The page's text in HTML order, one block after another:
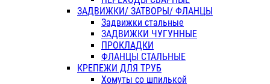
ЗАДВИЖКИ/ ЗАТВОРЫ/ ФЛАНЦЫ
Задвижки стальные
ЗАДВИЖКИ ЧУГУННЫЕ
ПРОКЛАДКИ
ФЛАНЦЫ СТАЛЬНЫЕ
КРЕПЕЖИ ДЛЯ ТРУБ
Хомуты со шпилькой